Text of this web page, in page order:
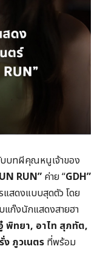
บบทผีคุณหนูเจ้าของ
RUN” ค่าย “GDH”
แสดงแบบสุดตัว โดย
บแก๊งนักแสดงสายฮา
พิทยา, อาไท สุภทัต,
ง ภูวเนตร ที่พร้อม